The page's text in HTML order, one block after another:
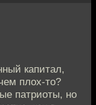
капитал,
плох-то?
патриоты, но